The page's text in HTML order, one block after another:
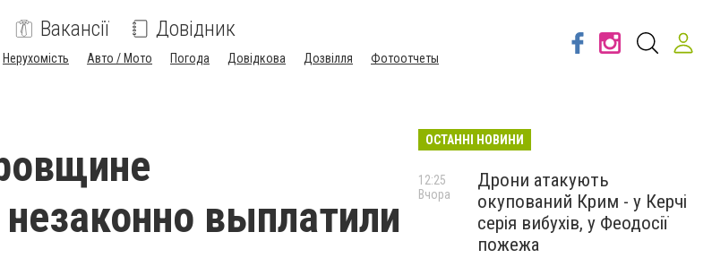
Вакансії Довідник
Нерухомість Авто / Мото Погода Довідкова Дозвілля Фотоотчеты
выплатили
ОСТАННІ НОВИНИ
Дрони атакують
окупований Крим - у Керчі
серія вибухів, у Феодосії
пожежа
12:25
Вчора